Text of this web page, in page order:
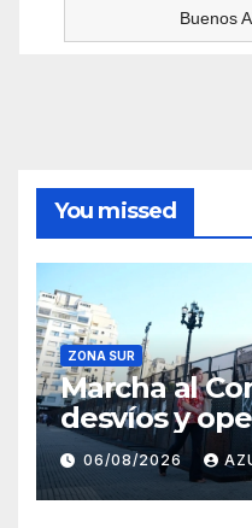
Buenos
You missed
ZONA SUR
Marcha al
desvíos y
seguridad
contra la
de Tierras
06/08/2026